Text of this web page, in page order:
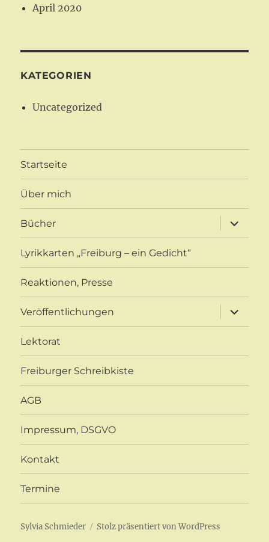
April 2020
KATEGORIEN
Uncategorized
Startseite
Über mich
Bücher
öffnen
Lyrikkarten „Freiburg – ein Gedicht“
Reaktionen, Presse
Veröffentlichungen
öffnen
Lektorat
Freiburger Schreibkiste
AGB
Impressum, DSGVO
Kontakt
Termine
Sylvia Schmieder Stolz präsentiert von WordPress